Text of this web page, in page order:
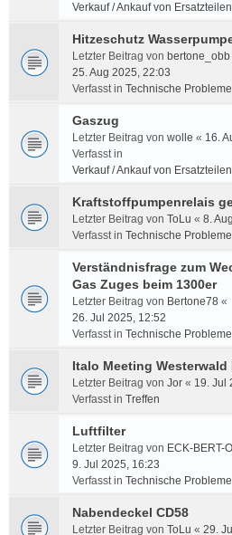
Verkauf / Ankauf von
Hitzeschutz
Letzter Beitrag von bertone_obb
25. Aug 2025, 22:03
Verfasst in Technische Probleme
Gaszug
Letzter Beitrag von wolle « 16.
Verfasst in
Verkauf / Ankauf von
Kraftstoffpumpenrelais
Letzter Beitrag von ToLu « 8.
Verfasst in Technische Probleme
Verständnisfrage zum
Gas Zuges beim 1300er
Letzter Beitrag von Bertone78 «
26. Jul 2025, 12:52
Verfasst in Technische Probleme
Italo Meeting Westerwald
Letzter Beitrag von Jor « 19. Jul
Verfasst in Treffen
Luftfilter
Letzter Beitrag von ECK-BERT-
9. Jul 2025, 16:23
Verfasst in Technische Probleme
Nabendeckel CD58
Letzter Beitrag von ToLu « 29.